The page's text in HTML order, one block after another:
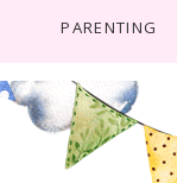
PARENTING